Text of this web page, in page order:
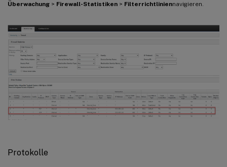
Überwachung > Firewall-Statistiken > Filterrichtliniennavigieren.
Protokolle